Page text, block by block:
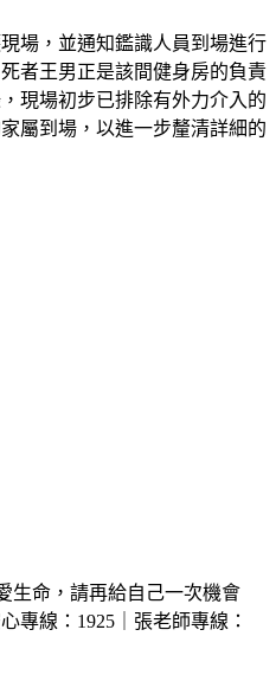
場，並通知鑑識人員到場進行
者王男正是該間健身房的負責
現場初步已排除有外力介入的
屬到場，以進一步釐清詳細的
生命，請再給自己一次機會
專線：1925｜張老師專線：